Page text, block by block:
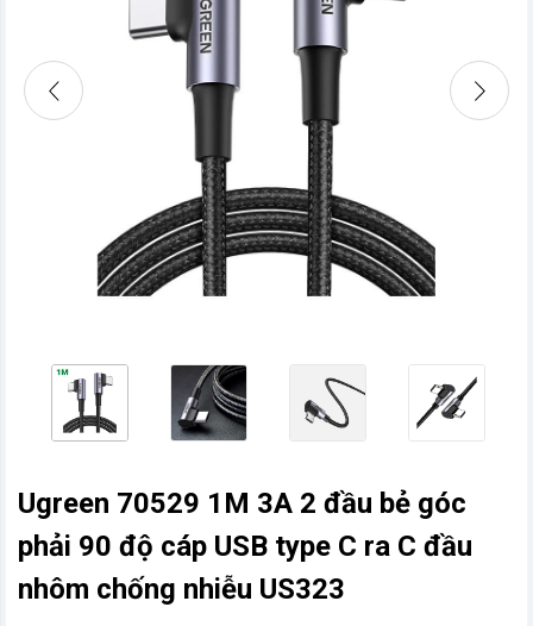
Ugreen 70529 1M 3A 2 đầu bẻ góc
phải 90 độ cáp USB type C ra C đầu
nhôm chống nhiễu US323